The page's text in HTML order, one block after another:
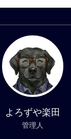
よろずや楽田
管理人